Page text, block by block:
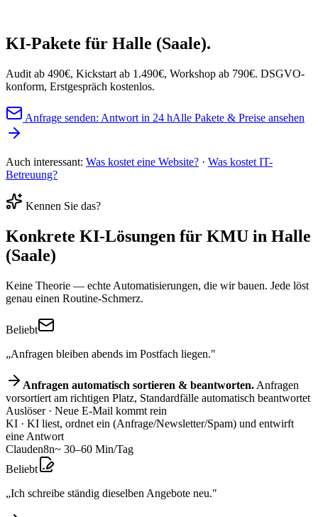
KI-Pakete für Halle (Saale).
Audit ab 490€, Kickstart ab 1.490€, Workshop ab 790€. DSGVO-
konform, Erstgespräch kostenlos.
Anfrage senden: Antwort in 24 hAlle Pakete & Preise ansehen
Auch interessant: Was kostet eine Website? · Was kostet IT-
Betreuung?
Kennen Sie das?
Konkrete KI-Lösungen für KMU in Halle
(Saale)
Keine Theorie — echte Automatisierungen, die wir bauen. Jede löst
genau einen Routine-Schmerz.
Beliebt
„Anfragen bleiben abends im Postfach liegen."
Anfragen automatisch sortieren & beantworten. Anfragen
vorsortiert am richtigen Platz, Standardfälle automatisch beantwortet
Auslöser· Neue E-Mail kommt rein
KI · KI liest, ordnet ein (Anfrage/Newsletter/Spam) und entwirft
eine Antwort
Clauden8n~ 30–60 Min/Tag
Beliebt
„Ich schreibe ständig dieselben Angebote neu."